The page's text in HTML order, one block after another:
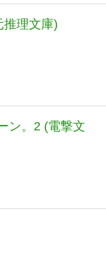
推理文庫)
ン。2 (電撃文